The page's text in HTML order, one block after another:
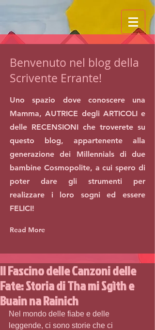
Benvenuto nel blog della
Scrivente Errante!
Uno spazio dove conoscere una
Mamma, AUTRICE degli ARTICOLI e
delle RECENSIONI che troverete su
questo blog, appartenente alla
generazione dei Millennials di due
bambine Cosmopolite, a cui spero di
poter dare gli strumenti per
realizzare i loro sogni ed essere
FELICI!
Read More
Il Fascino delle Canzoni delle
Fate: Storia di Tha mi Sgìth e
Buain na Rainich
Nel mondo delle fiabe e delle
leggende, ci sono storie che ci